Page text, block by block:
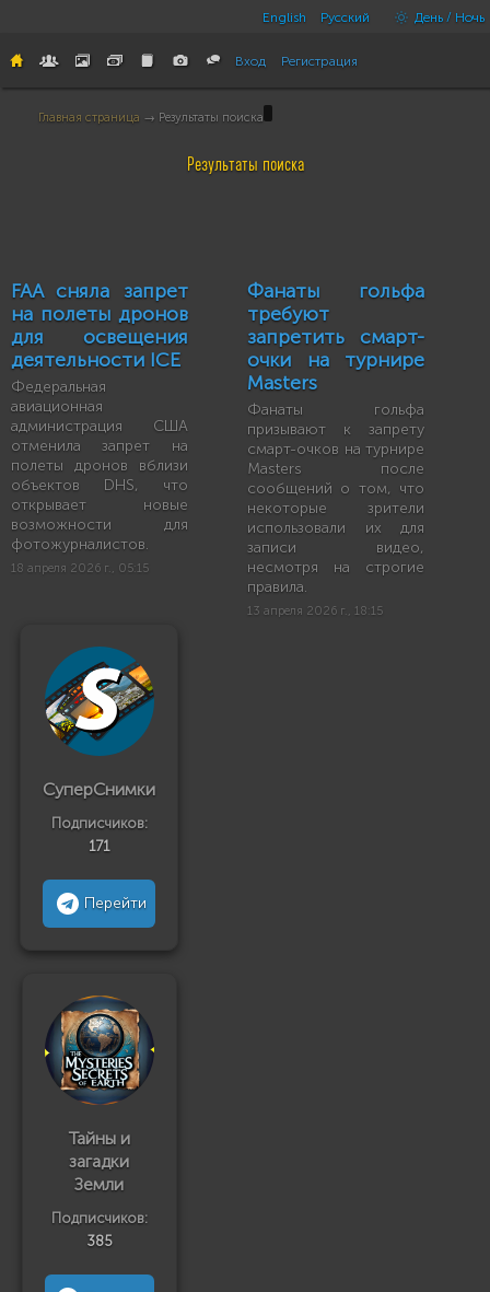
English Русский День / Ночь
Вход Регистрация
Главная страница → Результаты поиска
Результаты поиска
FAA сняла запрет
на полеты дронов
для освещения
деятельности ICE
Федеральная
авиационная
администрация США
отменила запрет на
полеты дронов вблизи
объектов DHS, что
открывает новые
возможности для
фотожурналистов.
18 апреля 2026 г., 05:15
СуперСнимки
Подписчиков:
171
Перейти
Тайны и
загадки
Земли
Подписчиков:
385
Фанаты гольфа
требуют
запретить смарт-
очки на турнире
Masters
Фанаты гольфа
призывают к запрету
смарт-очков на турнире
Masters после
сообщений о том, что
некоторые зрители
использовали их для
записи видео,
несмотря на строгие
правила.
13 апреля 2026 г., 18:15